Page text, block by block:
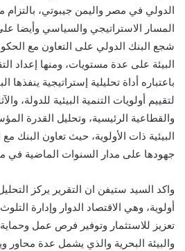
الدولي في مصر واليمن جيبوتي، بالتزام
المسار الاستراتيجي والسياسي وأيضا
شجع البنك الدولي على التعاون مع
البيئة على عدة مستويات، ومنها إعداد
باعتباره أداة تحليلية إستراتيجية ينفذها
لتقييم أولويات التنمية البيئية للدولة،
والقطاعية الرئيسية، وتحليل القدرة
البيئية ذات الأولوية، حيث تعاون
جهودها على مدار السنوات الماضية في
واكد السيد ستيفن ان التقرير يركز
أولوية، وهي الاقتصاد الدوار وإدارة
تعزيز للاستثمار وتوفير فرص عمل وحماية
والبيئة البحرية والذي يشمل عدة